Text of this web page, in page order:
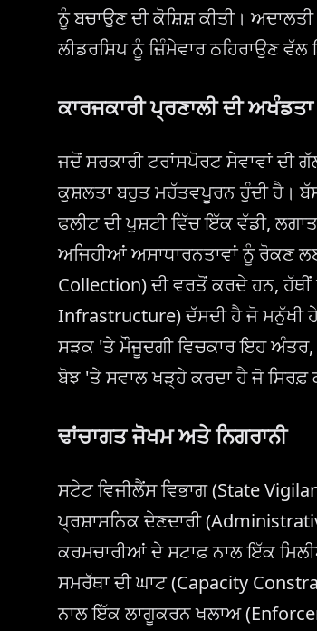
ਨੂੰ ਬਚਾਉਣ ਦੀ ਕੋਸ਼ਿਸ਼ ਕੀਤੀ।
ਲੀਡਰਸ਼ਿਪ ਨੂੰ ਜ਼ਿੰਮੇਵਾਰ ਠਹਿਰਾਉਣ
ਕਾਰਜਕਾਰੀ ਪ੍ਰਣਾਲੀ ਦੀ
ਜਦੋਂ ਸਰਕਾਰੀ ਟਰਾਂਸਪੋਰਟ ਸੇਵਾਵਾਂ ਦੀ
ਕੁਸ਼ਲਤਾ ਬਹੁਤ ਮਹੱਤਵਪੂਰਨ ਹੁੰਦੀ ਹੈ।
ਫਲੀਟ ਦੀ ਪੁਸ਼ਟੀ ਵਿੱਚ ਇੱਕ ਵੱਡੀ,
ਅਜਿਹੀਆਂ ਅਸਾਧਾਰਨਤਾਵਾਂ ਨੂੰ ਰੋਕਣ
Collection) ਦੀ ਵਰਤੋਂ ਕਰਦੇ ਹਨ,
Infrastructure) ਦੱਸਦੀ ਹੈ ਜੋ
ਸੜਕ 'ਤੇ ਮੌਜੂਦਗੀ ਵਿਚਕਾਰ ਇਹ
ਬੋਝ 'ਤੇ ਸਵਾਲ ਖੜ੍ਹੇ ਕਰਦਾ ਹੈ ਜੋ ਸਿਰਫ਼
ਢਾਂਚਾਗਤ ਜੋਖਮ ਅਤੇ ਨਿਗਰਾਨੀ
ਸਟੇਟ ਵਿਜੀਲੈਂਸ ਵਿਭਾਗ (State
ਪ੍ਰਸ਼ਾਸਨਿਕ ਦੇਣਦਾਰੀ
ਕਰਮਚਾਰੀਆਂ ਦੇ ਸਟਾਫ਼ ਨਾਲ ਇੱਕ
ਸਮਰੱਥਾ ਦੀ ਘਾਟ (Capacity
ਨਾਲ ਇੱਕ ਲਾਗੂਕਰਨ ਖਲਾਅ